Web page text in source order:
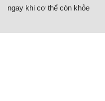
ngay khi cơ thể còn khỏe